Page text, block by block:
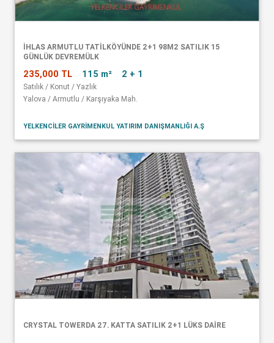
İHLAS ARMUTLU TATİLKÖYÜNDE 2+1 98M2 SATILIK 15
GÜNLÜK DEVREMÜLK
235,000 TL 115 m² 2 + 1
Satılık / Konut / Yazlık
Yalova / Armutlu / Karşıyaka Mah.
YELKENCİLER GAYRİMENKUL YATIRIM DANIŞMANLIĞI A.Ş
CRYSTAL TOWERDA 27. KATTA SATILIK 2+1 LÜKS DAİRE